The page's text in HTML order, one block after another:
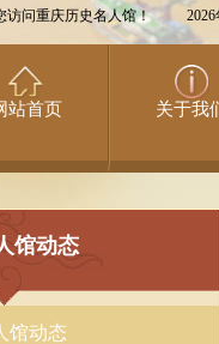
访问重庆历史名人馆！
站首页 关于我
馆动态
馆动态